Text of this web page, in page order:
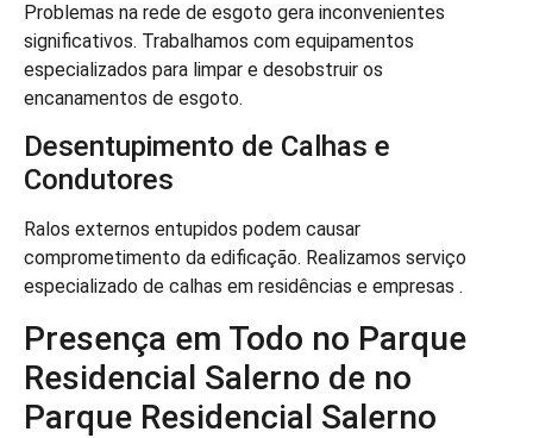
Problemas na rede de esgoto gera inconvenientes
significativos. Trabalhamos com equipamentos
especializados para limpar e desobstruir os
encanamentos de esgoto.
Desentupimento de Calhas e
Condutores
Ralos externos entupidos podem causar
comprometimento da edificação. Realizamos serviço
especializado de calhas em residências e empresas .
Presença em Todo no Parque
Residencial Salerno de no
Parque Residencial Salerno